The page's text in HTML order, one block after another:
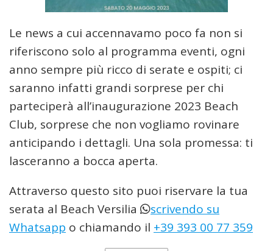
Le news a cui accennavamo poco fa non si
riferiscono solo al programma eventi, ogni
anno sempre più ricco di serate e ospiti; ci
saranno infatti grandi sorprese per chi
parteciperà all’inaugurazione 2023 Beach
Club, sorprese che non vogliamo rovinare
anticipando i dettagli. Una sola promessa: ti
lasceranno a bocca aperta.
Attraverso questo sito puoi riservare la tua
serata al Beach Versilia
scrivendo su
Whatsapp o chiamando il +39 393 00 77 359